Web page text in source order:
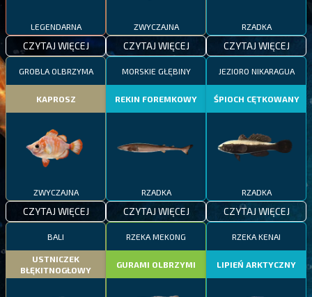
LEGENDARNA
CZYTAJ WIĘCEJ
ZWYCZAJNA
CZYTAJ WIĘCEJ
RZADKA
CZYTAJ WIĘCEJ
GROBLA OLBRZYMA
KAPROSZ
ZWYCZAJNA
CZYTAJ WIĘCEJ
MORSKIE GŁĘBINY
REKIN FOREMKOWY
RZADKA
CZYTAJ WIĘCEJ
JEZIORO NIKARAGUA
ŚPIOCH CĘTKOWANY
RZADKA
CZYTAJ WIĘCEJ
BALI
USTNICZEK
BŁĘKITNOGŁOWY
RZEKA MEKONG
GURAMI OLBRZYMI
RZEKA KENAI
LIPIEŃ ARKTYCZNY